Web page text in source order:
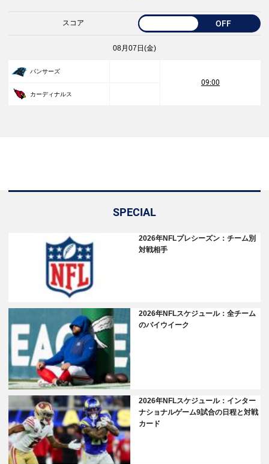
スコア OFF
08月07日(金)
パンサーズ
09:00
カーディナルス
SPECIAL
2026年NFLプレシーズン：チーム別
対戦相手
2026年NFLスケジュール：全チーム
のバイウイーク
2026年NFLスケジュール：インター
ナショナルゲーム9試合の日程と対戦
カード